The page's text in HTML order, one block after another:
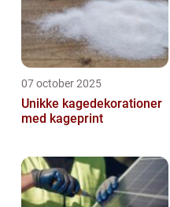
07 october 2025
Unikke kagedekorationer
med kageprint